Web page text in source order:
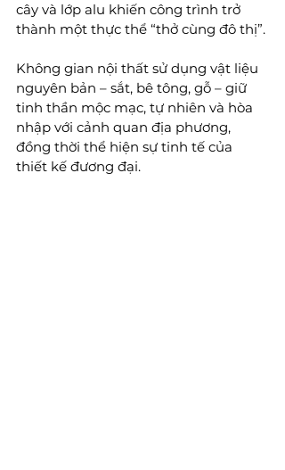
cây và lớp alu khiến công trình trở
thành một thực thể “thở cùng đô thị”.
Không gian nội thất sử dụng vật liệu
nguyên bản – sắt, bê tông, gỗ – giữ
tinh thần mộc mạc, tự nhiên và hòa
nhập với cảnh quan địa phương,
đồng thời thể hiện sự tinh tế của
thiết kế đương đại.